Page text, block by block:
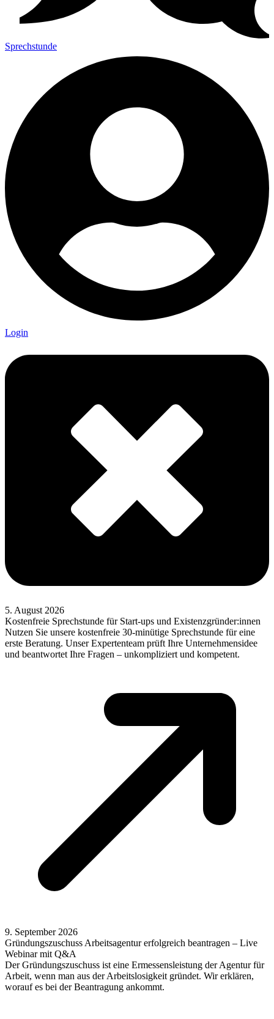
Sprechstunde
Login
5. August 2026
Kostenfreie Sprechstunde für Start-ups und Existenzgründer:innen
Nutzen Sie unsere kostenfreie 30-minütige Sprechstunde für eine
erste Beratung. Unser Expertenteam prüft Ihre Unternehmensidee
und beantwortet Ihre Fragen – unkompliziert und kompetent.
9. September 2026
Gründungszuschuss Arbeitsagentur erfolgreich beantragen – Live
Webinar mit Q&A
Der Gründungszuschuss ist eine Ermessensleistung der Agentur für
Arbeit, wenn man aus der Arbeitslosigkeit gründet. Wir erklären,
worauf es bei der Beantragung ankommt.